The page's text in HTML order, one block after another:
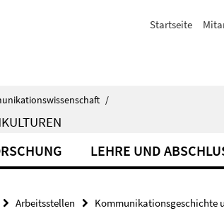
Startseite
/
LEHRE UND
Arbeitsstellen Kommunikationsgeschichte